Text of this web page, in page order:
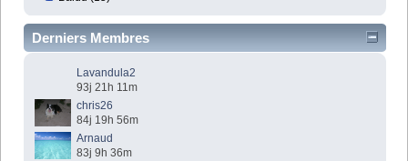
Derniers Membres
Lavandula2
93j 21h 11m
chris26
84j 19h 56m
Arnaud
83j 9h 36m